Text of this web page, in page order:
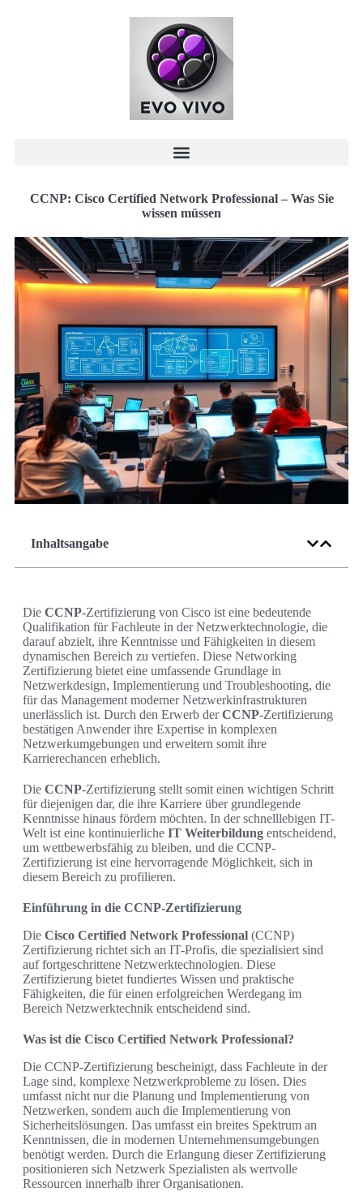
CCNP: Cisco Certified Network Professional – Was Sie
wissen müssen
Inhaltsangabe
Die CCNP-Zertifizierung von Cisco ist eine bedeutende
Qualifikation für Fachleute in der Netzwerktechnologie, die
darauf abzielt, ihre Kenntnisse und Fähigkeiten in diesem
dynamischen Bereich zu vertiefen. Diese Networking
Zertifizierung bietet eine umfassende Grundlage in
Netzwerkdesign, Implementierung und Troubleshooting, die
für das Management moderner Netzwerkinfrastrukturen
unerlässlich ist. Durch den Erwerb derCCNP-Zertifizierung
bestätigen Anwender ihre Expertise in komplexen
Netzwerkumgebungen und erweitern somit ihre
Karrierechancen erheblich.
Die CCNP-Zertifizierung stellt somit einen wichtigen Schritt
für diejenigen dar, die ihre Karriere über grundlegende
Kenntnisse hinaus fördern möchten. In der schnelllebigen IT-
Welt ist eine kontinuierliche IT Weiterbildung entscheidend,
um wettbewerbsfähig zu bleiben, und die CCNP-
Zertifizierung ist eine hervorragende Möglichkeit, sich in
diesem Bereich zu profilieren.
Einführung in die CCNP-Zertifizierung
Die Cisco Certified Network Professional (CCNP)
Zertifizierung richtet sich an IT-Profis, die spezialisiert sind
auf fortgeschrittene Netzwerktechnologien. Diese
Zertifizierung bietet fundiertes Wissen und praktische
Fähigkeiten, die für einen erfolgreichen Werdegang im
Bereich Netzwerktechnik entscheidend sind.
Was ist die Cisco Certified Network Professional?
Die CCNP-Zertifizierung bescheinigt, dass Fachleute in der
Lage sind, komplexe Netzwerkprobleme zu lösen. Dies
umfasst nicht nur die Planung und Implementierung von
Netzwerken, sondern auch die Implementierung von
Sicherheitslösungen. Das umfasst ein breites Spektrum an
Kenntnissen, die in modernen Unternehmensumgebungen
benötigt werden. Durch die Erlangung dieser Zertifizierung
positionieren sich Netzwerk Spezialisten als wertvolle
Ressourcen innerhalb ihrer Organisationen.